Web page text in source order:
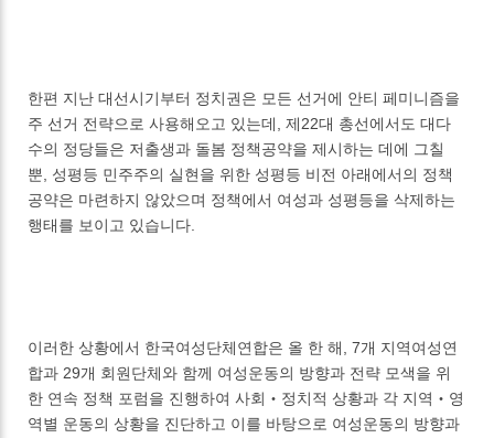
한편 지난 대선시기부터 정치권은 모든 선거에 안티 페미니즘을
주 선거 전략으로 사용해오고 있는데, 제22대 총선에서도 대다
수의 정당들은 저출생과 돌봄 정책공약을 제시하는 데에 그칠
뿐, 성평등 민주주의 실현을 위한 성평등 비전 아래에서의 정책
공약은 마련하지 않았으며 정책에서 여성과 성평등을 삭제하는
행태를 보이고 있습니다.
이러한 상황에서 한국여성단체연합은 올 한 해, 7개 지역여성연
합과 29개 회원단체와 함께 여성운동의 방향과 전략 모색을 위
한 연속 정책 포럼을 진행하여 사회‧정치적 상황과 각 지역‧영
역별 운동의 상황을 진단하고 이를 바탕으로 여성운동의 방향과